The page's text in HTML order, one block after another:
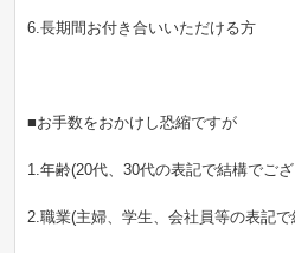
6.長期間お付き合いいただける方
■お手数をおかけし恐縮ですが
1.年齢(20代、30代の表記で結構でご
2.職業(主婦、学生、会社員等の表記